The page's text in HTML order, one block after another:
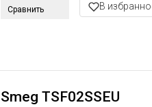
Сравнить В
Smeg TSF02SSEU